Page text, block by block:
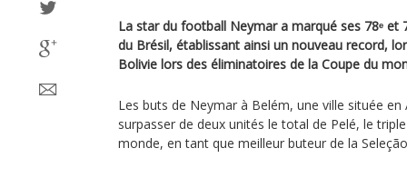
La star du football Neymar a marqué ses 78ᵉ et
du Brésil, établissant ainsi un nouveau record,
Bolivie lors des éliminatoires de la Coupe du
Les buts de Neymar à Belém, une ville située
surpasser de deux unités le total de Pelé, le
monde, en tant que meilleur buteur de la